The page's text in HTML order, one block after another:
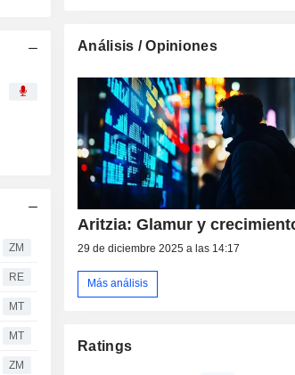
ZM
RE
MT
MT
ZM
Análisis / Opiniones
Aritzia: Glamur y
29 de diciembre 2025 a las 14:17
Más análisis
Ratings